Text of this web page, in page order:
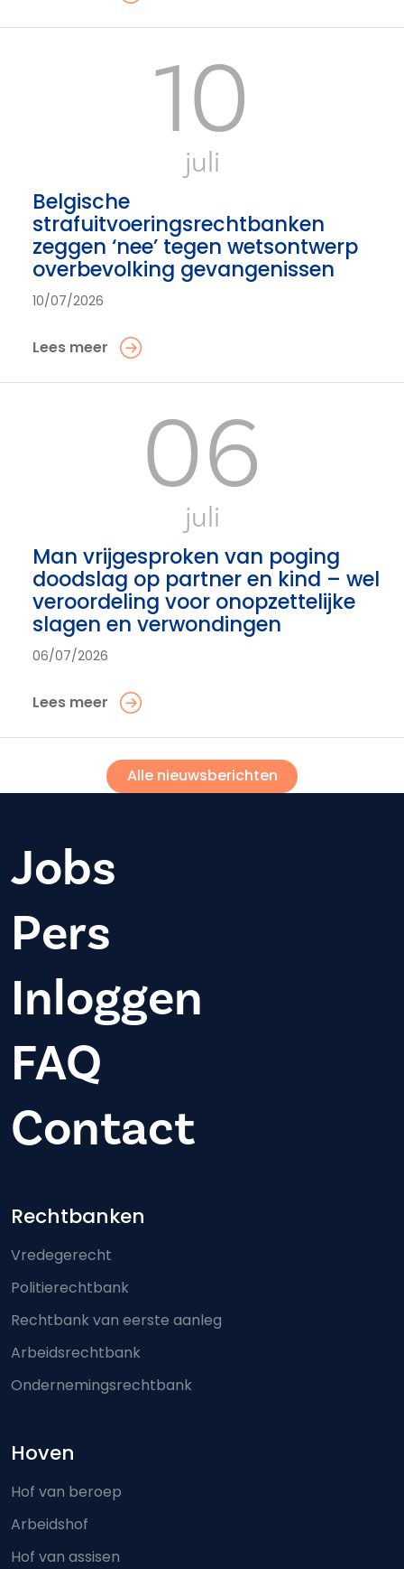
10
juli
Belgische
strafuitvoeringsrechtbanken
zeggen ‘nee’ tegen wetsontwerp
overbevolking gevangenissen
10/07/2026
Lees meer
06
juli
Man vrijgesproken van poging
doodslag op partner en kind – wel
veroordeling voor onopzettelijke
slagen en verwondingen
06/07/2026
Lees meer
Alle nieuwsberichten
Jobs
Pers
Inloggen
FAQ
Contact
Footer-menu
Rechtbanken
Vredegerecht
Politierechtbank
Rechtbank van eerste aanleg
Arbeidsrechtbank
Ondernemingsrechtbank
Hoven
Hof van beroep
Arbeidshof
Hof van assisen